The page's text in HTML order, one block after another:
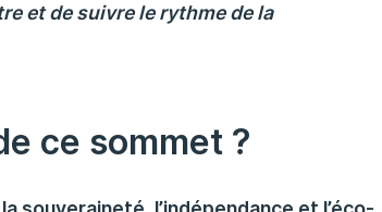
et de suivre le rythme de la
ce sommet ?